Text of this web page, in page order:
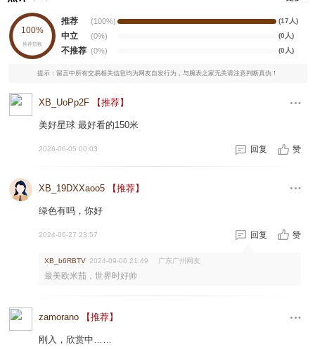
100%
推荐指数
推荐 (100%) (17人)
中立 (0%) (0人)
不推荐 (0%) (0人)
提示：留言中所有交易相关信息均为网友自发行为，与腕表之家无关请注意判断真伪！
XB_UoPp2F 【推荐】
美好星球 最好看的150米
2026-06-05 00:03 回复 赞
XB_19DXXaoo5 【推荐】
绿色有吗，你好
2024-06-27 23:57 回复 赞
XB_b6RBTV 2024-09-06 21:49 广东广州网友
最美欧米茄，世界时好帅
zamorano 【推荐】
刚入，欣赏中……